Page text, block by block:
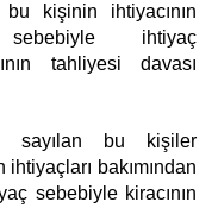
kişinin ihtiyacının
sebebiyle ihtiyaç
tahliyesi davası
ihtiyaçları bakımından
sebebiyle kiracının